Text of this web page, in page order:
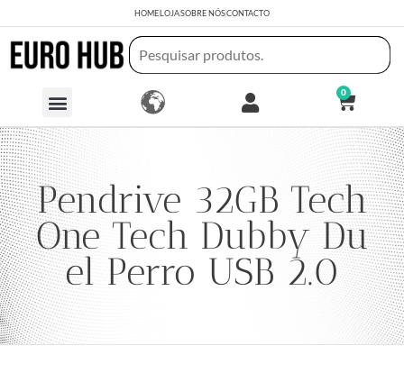
HOMELOJASOBRE NÓSCONTACTO
0
Pendrive 32GB Tech
One Tech Dubby Du
el Perro USB 2.0